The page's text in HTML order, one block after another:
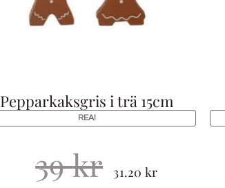
Pepparkaksgris i trä 15cm
REA!
39kr 31.20 kr